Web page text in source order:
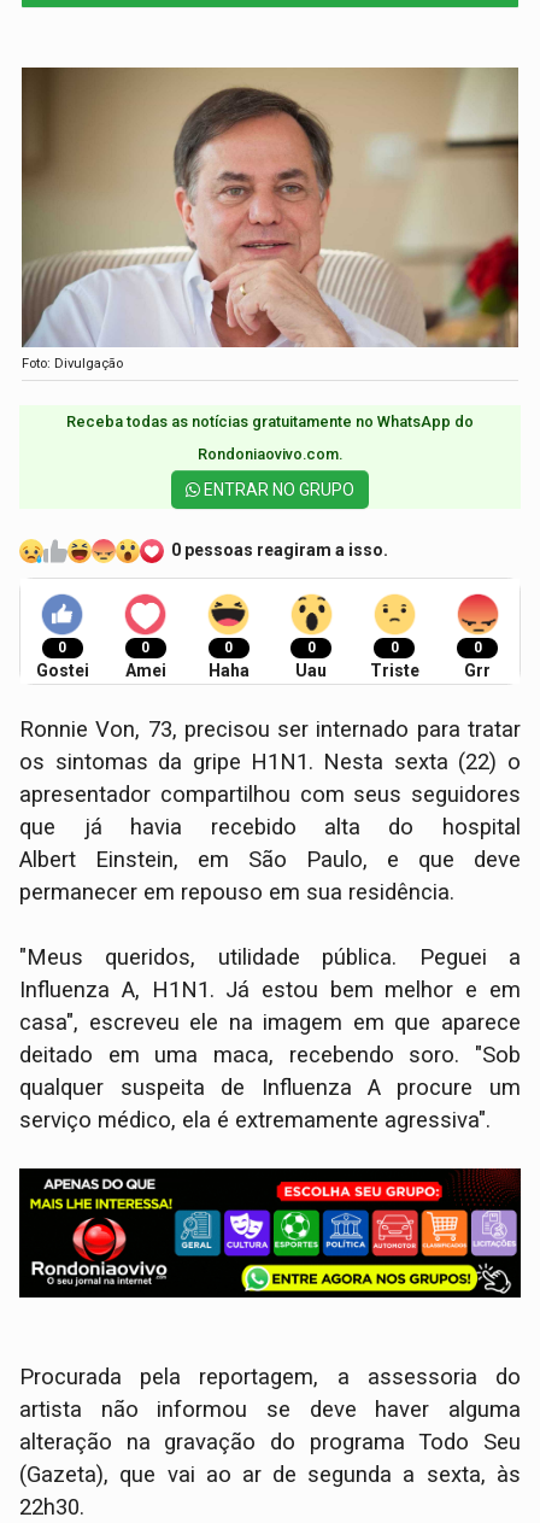
Foto: Divulgação
Receba todas as notícias gratuitamente no WhatsApp do
Rondoniaovivo.com.​
ENTRAR NO GRUPO
0 pessoas reagiram a isso.
0
Gostei
0
Amei
0
Haha
0
Uau
0
Triste
0
Grr
Ronnie Von, 73, precisou ser internado para tratar
os sintomas da gripe H1N1. Nesta sexta (22) o
apresentador compartilhou com seus seguidores
que já havia recebido alta do hospital
Albert Einstein, em São Paulo, e que deve
permanecer em repouso em sua residência.
"Meus queridos, utilidade pública. Peguei a
Influenza A, H1N1. Já estou bem melhor e em
casa", escreveu ele na imagem em que aparece
deitado em uma maca, recebendo soro. "Sob
qualquer suspeita de Influenza A procure um
serviço médico, ela é extremamente agressiva".
Procurada pela reportagem, a assessoria do
artista não informou se deve haver alguma
alteração na gravação do programa Todo Seu
(Gazeta), que vai ao ar de segunda a sexta, às
22h30.